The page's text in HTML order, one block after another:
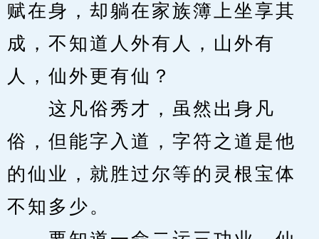
赋在身，却躺在家族簿上坐享其
成，不知道人外有人，山外有
人，仙外更有仙？
这凡俗秀才，虽然出身凡
俗，但能字入道，字符之道是他
的仙业，就胜过尔等的灵根宝体
不知多少。